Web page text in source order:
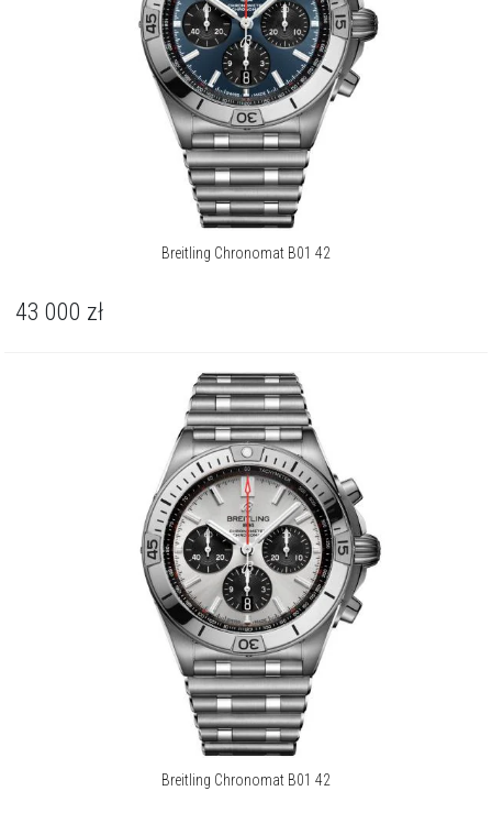
Breitling Chronomat B01 42
43 000 zł
Breitling Chronomat B01 42